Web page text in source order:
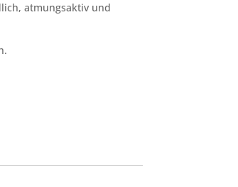
atmungsaktiv und